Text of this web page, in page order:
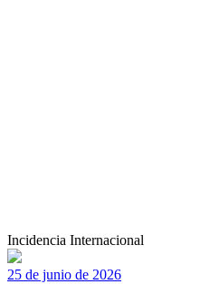
Incidencia Internacional
25 de junio de 2026